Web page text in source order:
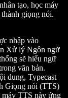
tạo, học máy
giọng nói.
nhập vào
Xử lý Ngôn ngữ
sẽ hiểu ngữ
văn bản.
dung, Typecast
Giọng nói (TTS)
TTS này ứng